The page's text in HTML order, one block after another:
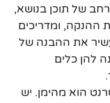
רחב של תוכן בנושא,
ההנקה, ומדריכים
את ההבנה של
להן כלים
הוא מהימן. יש